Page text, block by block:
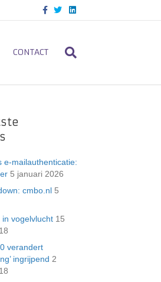
c
o
o
T
i
e
L
n
d
CONTACT
e-mailauthenticatie:
5 januari 2026
cmbo.nl 5
vogelvlucht 15
verandert
ingrijpend 2